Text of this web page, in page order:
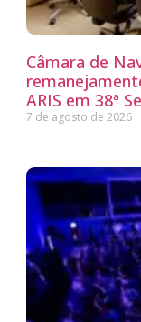
Câmara de
ARIS em 38ª
7 de agosto de 2026